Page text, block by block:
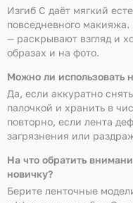
Изгиб C даёт мягкий
повседневного
— раскрывают взгляд и
образах и на фото.
Можно ли использовать
Да, если аккуратно
палочкой и хранить в
повторно, если лента
загрязнения или
На что обратить
новичку?
Берите ленточные